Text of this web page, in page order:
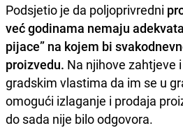
Podsjetio je da poljoprivredni
već godinama nemaju
pijace” na kojem bi
proizvedu. Na njihove zahtjeve
gradskim vlastima da im se u
omogući izlaganje i prodaja
do sada nije bilo odgovora.